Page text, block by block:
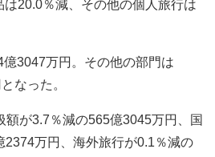
20.0％減、その他の個人旅行は
3047万円。その他の部門は
なった。
が3.7％減の565億3045万円、国
2374万円、海外旅行が0.1％減の